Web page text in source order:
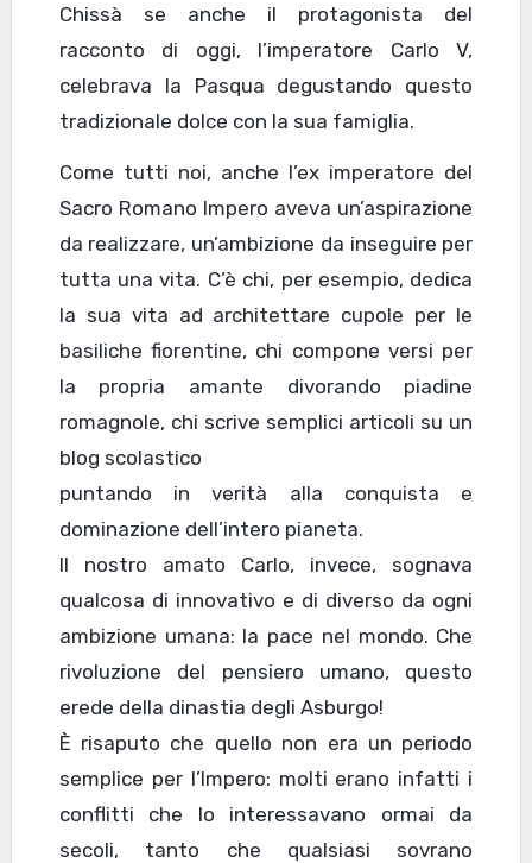
Chissà se anche il protagonista del
racconto di oggi, l’imperatore Carlo V,
celebrava la Pasqua degustando questo
tradizionale dolce con la sua famiglia.
Come tutti noi, anche l’ex imperatore del
Sacro Romano Impero aveva un’aspirazione
da realizzare, un’ambizione da inseguire per
tutta una vita. C’è chi, per esempio, dedica
la sua vita ad architettare cupole per le
basiliche fiorentine, chi compone versi per
la propria amante divorando piadine
romagnole, chi scrive semplici articoli su un
blog scolastico
puntando in verità alla conquista e
dominazione dell’intero pianeta.
Il nostro amato Carlo, invece, sognava
qualcosa di innovativo e di diverso da ogni
ambizione umana: la pace nel mondo. Che
rivoluzione del pensiero umano, questo
erede della dinastia degli Asburgo!
È risaputo che quello non era un periodo
semplice per l’Impero: molti erano infatti i
conflitti che lo interessavano ormai da
secoli, tanto che qualsiasi sovrano